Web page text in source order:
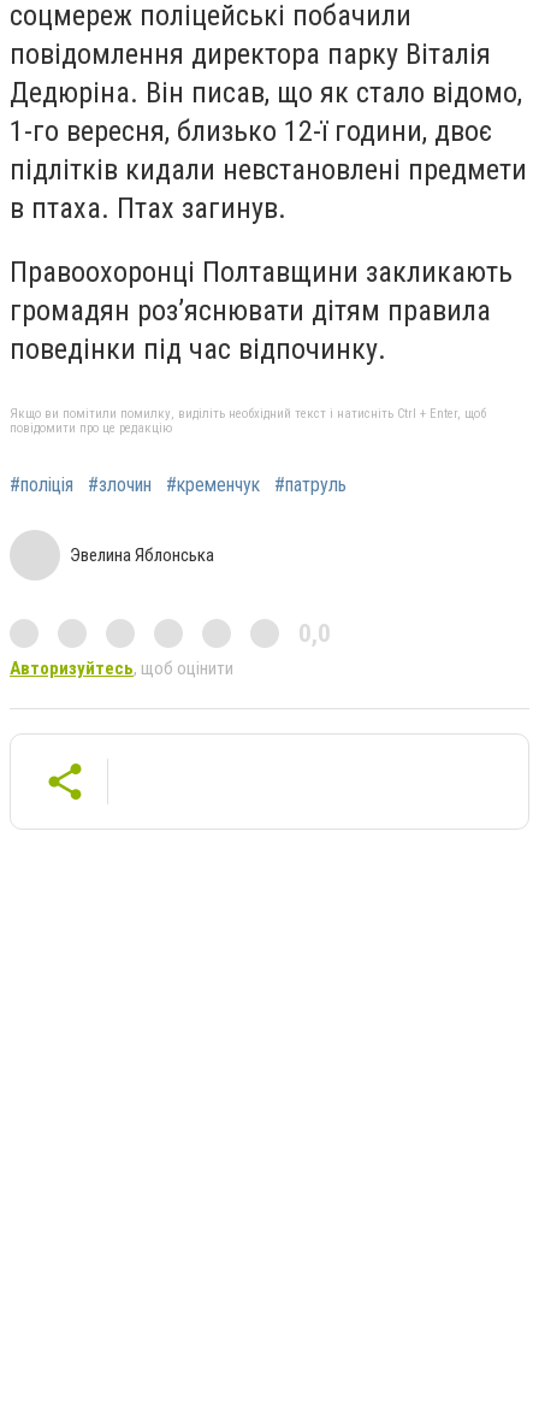
соцмереж поліцейські побачили
повідомлення директора парку Віталія
Дедюріна. Він писав, що як стало відомо,
1-го вересня, близько 12-ї години, двоє
підлітків кидали невстановлені предмети
в птаха. Птах загинув.
Правоохоронці Полтавщини закликають
громадян роз’яснювати дітям правила
поведінки під час відпочинку.
Якщо ви помітили помилку, виділіть необхідний текст і натисніть Ctrl + Enter, щоб
повідомити про це редакцію
#поліція #злочин #кременчук #патруль
Эвелина Яблонська
0,0
Авторизуйтесь, щоб оцінити